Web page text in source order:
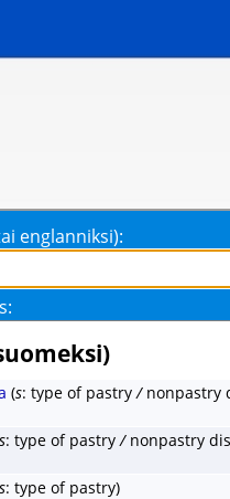
englanniksi):
(s: type of pastry/ nonpastry
s: type of pastry/ nonpastry
s: type of pastry)